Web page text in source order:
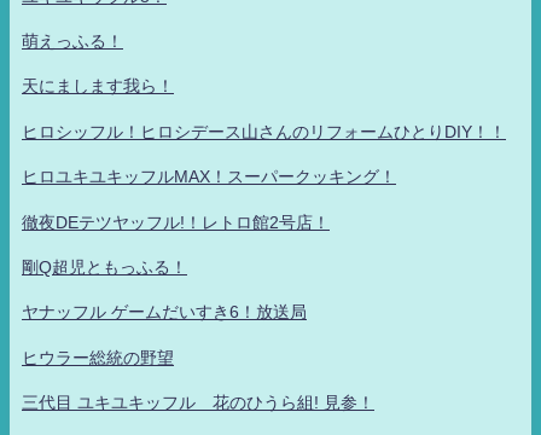
萌えっふる！
天にまします我ら！
ヒロシッフル！ヒロシデース山さんのリフォームひとりDIY！！
ヒロユキユキッフルMAX！スーパークッキング！
徹夜DEテツヤッフル!！レトロ館2号店！
剛Q超児ともっふる！
ヤナッフル ゲームだいすき6！放送局
ヒウラー総統の野望
三代目 ユキユキッフル 花のひうら組! 見参！